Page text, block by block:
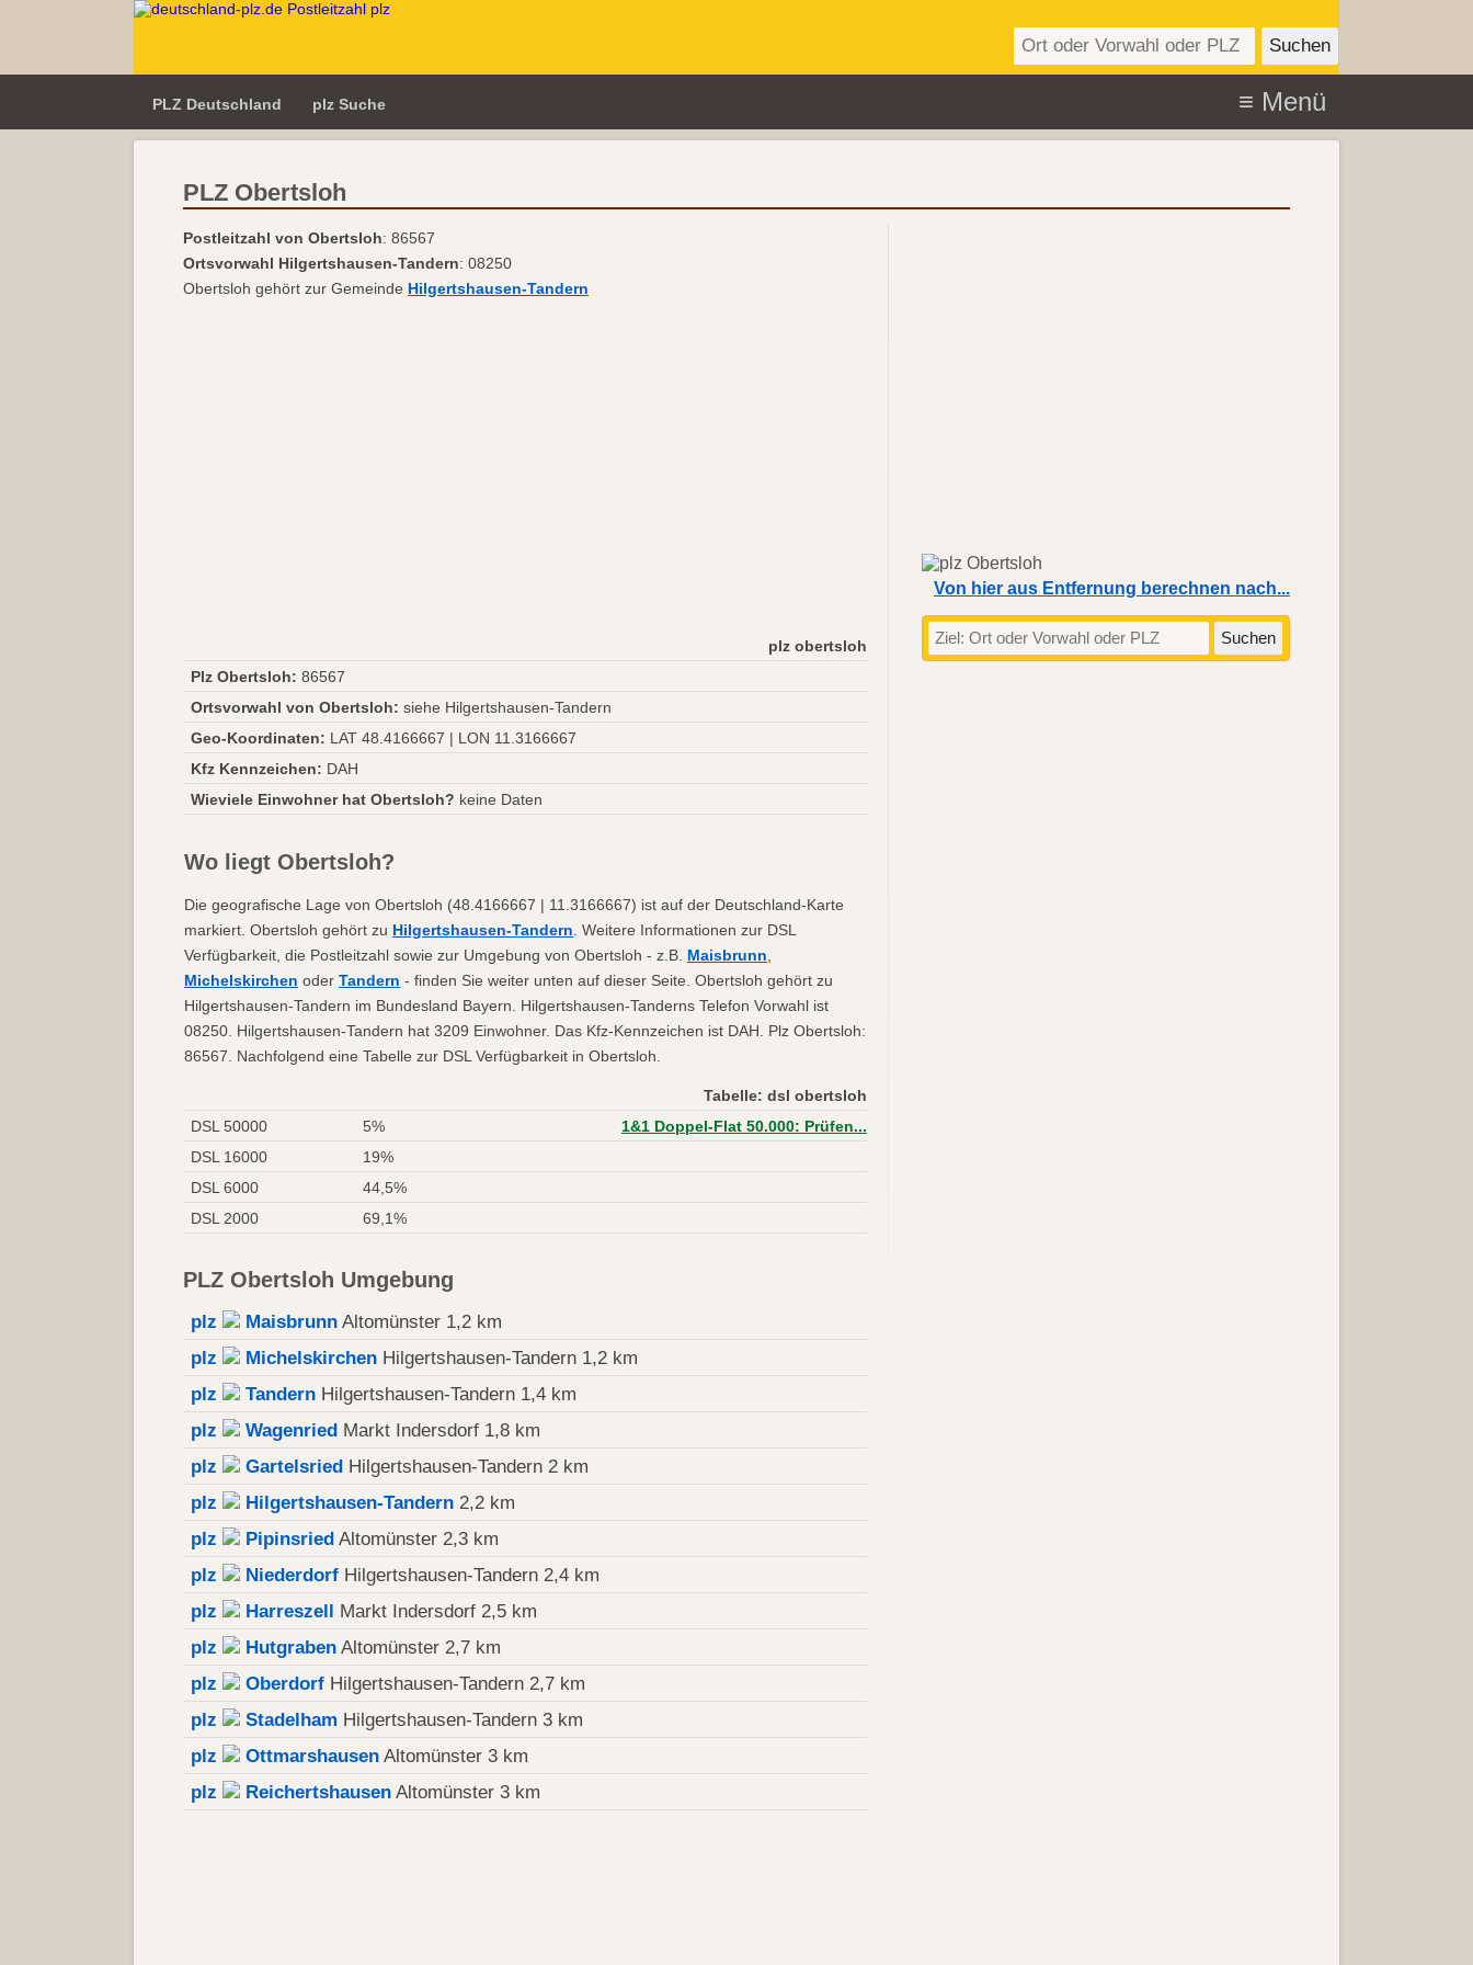
PLZ Deutschland plz Suche
PLZ Obertsloh
Postleitzahl von Obertsloh: 86567
Ortsvorwahl Hilgertshausen-Tandern: 08250
Obertsloh gehört zur Gemeinde Hilgertshausen-Tandern
plz obertsloh
Plz Obertsloh: 86567
Ortsvorwahl von Obertsloh: siehe Hilgertshausen-Tandern
Geo-Koordinaten: LAT 48.4166667 | LON 11.3166667
Kfz Kennzeichen: DAH
Wieviele Einwohner hat Obertsloh? keine Daten
Wo liegt Obertsloh?
Die geografische Lage von Obertsloh (48.4166667 | 11.3166667) ist auf der Deutschland-Karte
markiert. Obertsloh gehört zu Hilgertshausen-Tandern . Weitere Informationen zur DSL
Verfügbarkeit, die Postleitzahl sowie zur Umgebung von Obertsloh - z.B. Maisbrunn
Michelskirchen oder Tandern - finden Sie weiter unten auf dieser Seite. Obertsloh gehört zu
Hilgertshausen-Tandern im Bundesland Bayern. Hilgertshausen-Tanderns Telefon Vorwahl ist
08250. Hilgertshausen-Tandern hat 3209 Einwohner. Das Kfz-Kennzeichen ist DAH. Plz Obertsloh:
86567. Nachfolgend eine Tabelle zur DSL Verfügbarkeit in Obertsloh.
Tabelle: dsl obertsloh
DSL 50000
5%
1&1 Doppel-Flat 50.000: Prüfen...
DSL 16000
19%
DSL 6000
44,5%
DSL 2000
69,1%
PLZ Obertsloh Umgebung
plz Maisbrunn Altomünster 1,2 km
plz
Michelskirchen Hilgertshausen-Tandern 1,2 km
plz
Tandern Hilgertshausen-Tandern 1,4 km
plz
Wagenried Markt Indersdorf 1,8 km
plz
Gartelsried Hilgertshausen-Tandern 2 km
plz
Hilgertshausen-Tandern 2,2 km
plz
Pipinsried Altomünster 2,3 km
plz
Niederdorf Hilgertshausen-Tandern 2,4 km
plz
Harreszell Markt Indersdorf 2,5 km
plz
Hutgraben Altomünster 2,7 km
plz
Oberdorf Hilgertshausen-Tandern 2,7 km
plz
Stadelham Hilgertshausen-Tandern 3 km
plz
Ottmarshausen Altomünster 3 km
plz
Reichertshausen Altomünster 3 km
Von hier aus Entfernung berechnen nach...